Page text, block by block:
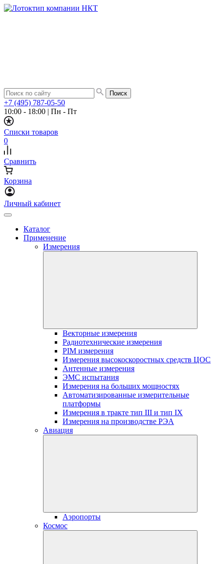
+7 (495) 787-05-50
10:00 - 18:00 | Пн - Пт
Списки товаров
0
Сравнить
Корзина
Личный кабинет
Каталог
Применение
Измерения
Векторные измерения
Радиотехнические измерения
PIM измерения
Измерения высокоскоростных средств ЦОС
Антенные измерения
ЭМС испытания
Измерения на больших мощностях
Автоматизированные измерительные
платформы
Измерения в тракте тип III и тип IX
Измерения на производстве РЭА
Авиация
Аэропорты
Космос